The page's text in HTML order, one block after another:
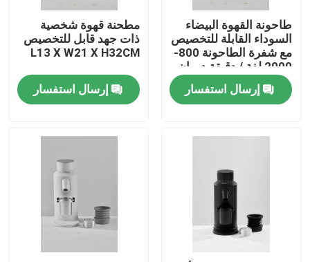
جولة في المعمل
مراقبة الجودة
مطحنة حبوب البن
طاحونة القهوة البيضاء
السوداء القابلة للتخصيص
مع شفرة الطاحونة 800-
2000 لفة / دقيقة دوران
إرسال استفسار
مطحنة قهوة شخصية
ذات جهد قابل للتخصيص
L13 X W21 X H32CM
إرسال استفسار